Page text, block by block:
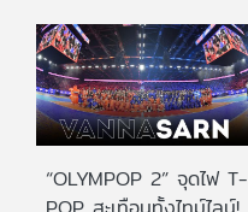
“OLYMPOP 2” จุดไฟ T-